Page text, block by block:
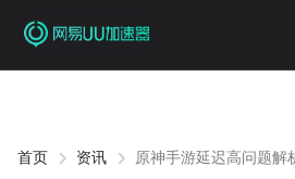
首页 资讯 原神手游延迟高问题解